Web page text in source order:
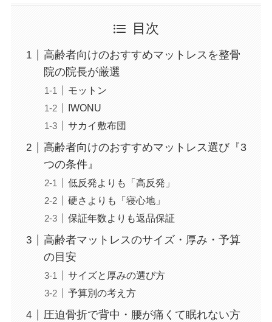
目次
高齢者向けのおすすめマットレスを整骨
院の院長が厳選
モットン
IWONU
サカイ敷布団
高齢者向けのおすすめマットレス選び『3
つの条件』
低反発よりも「高反発」
硬さよりも「寝心地」
保証年数よりも返品保証
高齢者マットレスのサイズ・厚み・予算
の目安
サイズと厚みの選び方
予算別の考え方
圧迫骨折で背中・腰が痛くて眠れない方